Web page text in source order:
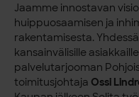
Jaamme innostavan
huippuosaamisen ja
rakentamisesta.
kansainvälisille
palvelutarjooman
toimitusjohtaja Ossi